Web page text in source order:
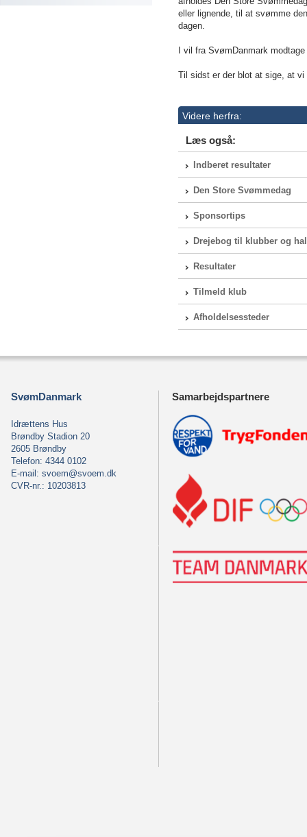
eller lignende, til at svømme
dagen.
I vil fra Svøm Danmark
Til sidst er der blot at sige, at
Videre herfra:
Læs også:
Indberet resultater
Den Store Svømmedag
Sponsortips
Drejebog til klubber og
Resultater
Tilmeld klub
Afholdelsessteder
SvømDanmark
Idrættens Hus
Brøndby Stadion 20
2605 Brøndby
Telefon: 4344 0102
E-mail: svoem@svoem.dk
CVR-nr.: 10203813
Samarbejdspartnere